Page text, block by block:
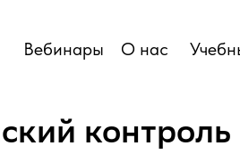
Вебинары О нас